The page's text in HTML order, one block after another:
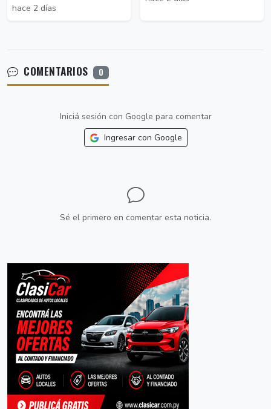
hace 2 días
COMENTARIOS 0
Iniciá sesión con Google para comentar
Ingresar con Google
Sé el primero en comentar esta noticia.